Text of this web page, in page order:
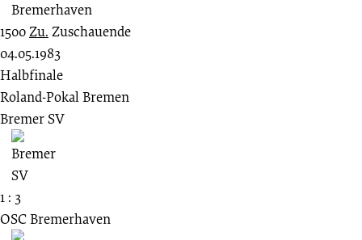
1500Zu. Zuschauende
04.05.1983
Halbfinale
Roland-Pokal Bremen
Bremer SV
1 : 3
OSC Bremerhaven